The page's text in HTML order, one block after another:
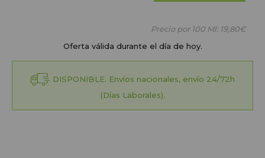
Precio por 100 Ml: 19,80€
Oferta válida durante el día de hoy.
DISPONIBLE. Envíos nacionales, envío 24/72h
(Días Laborales).